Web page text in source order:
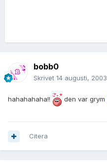
bobb0
Skrivet 14 augusti, 2003
hahahahaha!! den var grym
Citera